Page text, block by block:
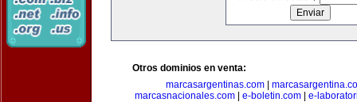
Otros dominios en venta:
marcasargentinas.com
marcasnacionales.com| e-boletin.com| e-